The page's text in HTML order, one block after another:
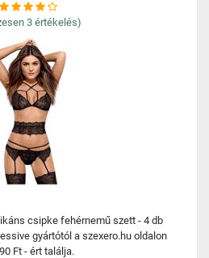
3 értékelés)
csipke fehérnemű szett - 4 db
gyártótól a szexero.hu oldalon
Ft - ért találja.